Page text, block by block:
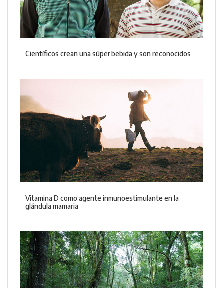
Científicos crean una súper bebida y son reconocidos
Vitamina D como agente inmunoestimulante en la
glándula mamaria